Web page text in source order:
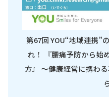
第67回 YOU“地域連携”
れ！ 『腰痛予防から始
方』 ～健康経営に携わ